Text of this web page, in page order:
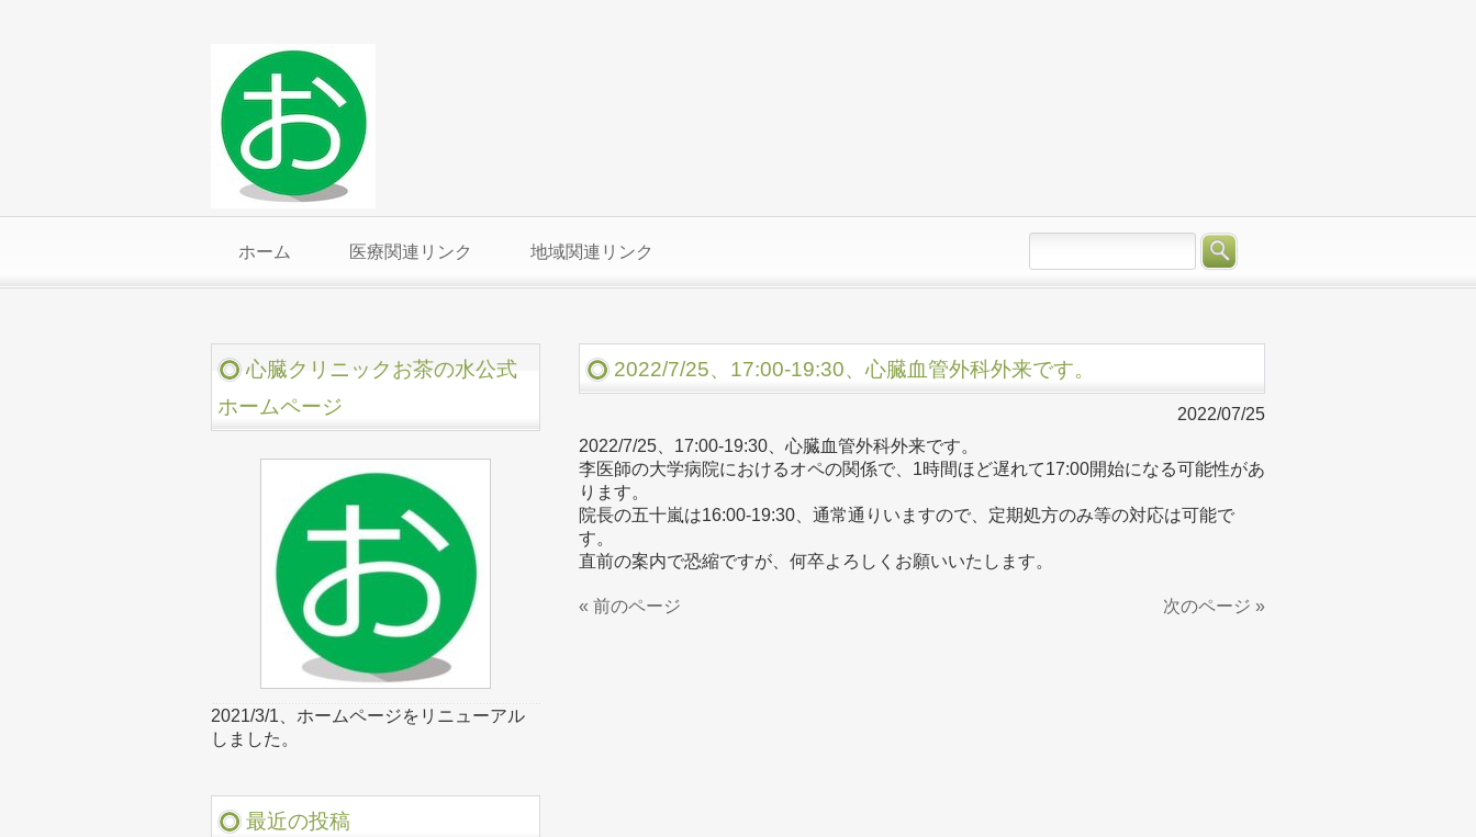
ホーム 医療関連リンク 地域関連リンク
2022/7/25、17:00-19:30、心臓血管外科外来です。
2022/07/25
2022/7/25、17:00-19:30、心臓血管外科外来です。
李医師の大学病院におけるオペの関係で、1時間ほど遅れて17:00開始になる可能性があ
ります。
院長の五十嵐は16:00-19:30、通常通りいますので、定期処方のみ等の対応は可能で
す。
直前の案内で恐縮ですが、何卒よろしくお願いいたします。
« 前のページ 次のページ »
心臓クリニックお茶の水公式
ホームページ
2021/3/1、ホームページをリニューアル
しました。
最近の投稿